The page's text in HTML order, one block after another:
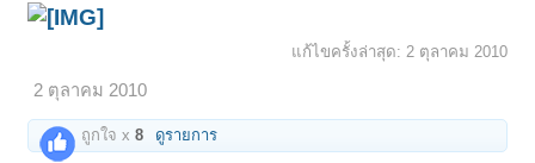
แก้ไขครั้งล่าสุด: 2 ตุลาคม 2010
2 ตุลาคม 2010
ถูกใจ x8 ดูรายการ